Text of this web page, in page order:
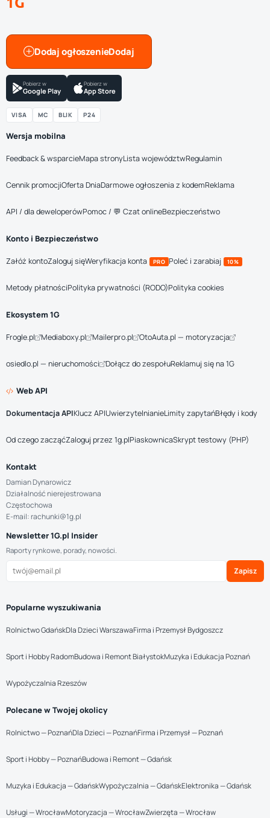
Dodaj ogłoszenie
Pobierz w
Google Play
Pobierz w
App Store
VISA MC BLIK P24
Wersja mobilna
Feedback & wsparcieMapa stronyLista województwRegulamin
Cennik promocjiOferta DniaDarmowe ogłoszenia z kodemReklama
API / dla deweloperówPomoc / 💬 Czat onlineBezpieczeństwo
Konto i Bezpieczeństwo
Załóż kontoZaloguj sięWeryfikacja konta PRO Poleć i zarabiaj 10%
Metody płatnościPolityka prywatności (RODO)Polityka cookies
Ekosystem 1G
Frogle.pl Mediaboxy.pl Mailerpro.pl OtoAuta.pl — motoryzacja
osiedlo.pl — nieruchomości Dołącz do zespołuReklamuj się na 1G
Web API
Dokumentacja APIKlucz APIUwierzytelnianieLimity zapytańBłędy i kody
Od czego zacząćZaloguj przez 1g.plPiaskownicaSkrypt testowy (PHP)
Kontakt
Damian Dynarowicz
Działalność nierejestrowana
Częstochowa
E-mail: rachunki@1g.pl
Newsletter 1G.pl Insider
Raporty rynkowe, porady, nowości.
Zapisz
Popularne wyszukiwania
Rolnictwo GdańskDla Dzieci WarszawaFirma i Przemysł Bydgoszcz
Sport i Hobby RadomBudowa i Remont BiałystokMuzyka i Edukacja Poznań
Wypożyczalnia Rzeszów
Polecane w Twojej okolicy
Rolnictwo — PoznańDla Dzieci — PoznańFirma i Przemysł — Poznań
Sport i Hobby — PoznańBudowa i Remont — Gdańsk
Muzyka i Edukacja — GdańskWypożyczalnia — GdańskElektronika — Gdańsk
Usługi — WrocławMotoryzacja — WrocławZwierzęta — Wrocław